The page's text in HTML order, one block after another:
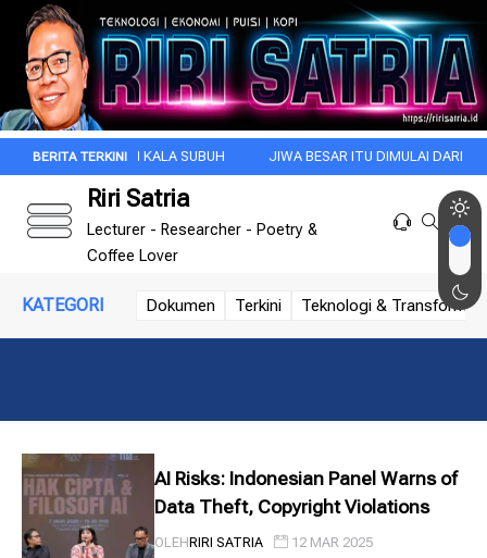
PAGI INI DI KALA SUBUH JIWA BESAR ITU DIMULAI DARI INTROSPEKSI
Riri Satria
Lecturer - Researcher - Poetry &
Coffee Lover
KATEGORI Dokumen Terkini Teknologi &
AI Risks: Indonesian Panel Warns of
Data Theft, Copyright Violations
OLEHRIRI SATRIA 12 MAR 2025